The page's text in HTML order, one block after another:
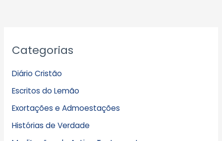
Categorias
Diário Cristão
Escritos do Lemão
Exortações e Admoestações
Histórias de Verdade
r
i
v
o